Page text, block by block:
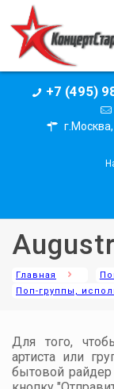
+7 (495)
Главная
Поп-группы,
Для того,
артиста или
бытовой